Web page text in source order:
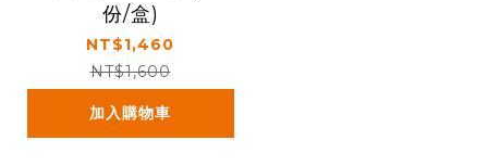
份/盒)
NT$1,460
NT$1,600
加入購物車